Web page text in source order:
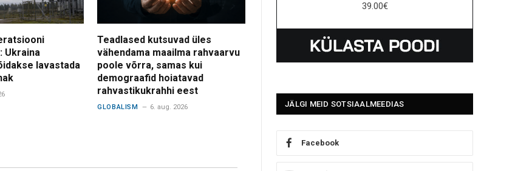
Ukraina
lavastada
Teadlased kutsuvad üles
vähendama maailma rahvaarvu
poole võrra, samas kui
demograafid hoiatavad
rahvastikukrahhi eest
GLOBALISM 6. aug. 2026
39.00€
JÄLGI MEID SOTSIAALMEEDIAS
Facebook